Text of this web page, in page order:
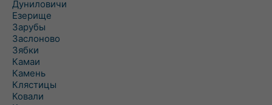
Дуниловичи
Езерище
Зарубы
Заслоново
Зябки
Камаи
Камень
Клястицы
Ковали